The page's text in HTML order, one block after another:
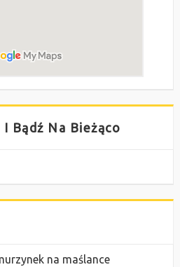
Bądź Na Bieżąco
na maślance